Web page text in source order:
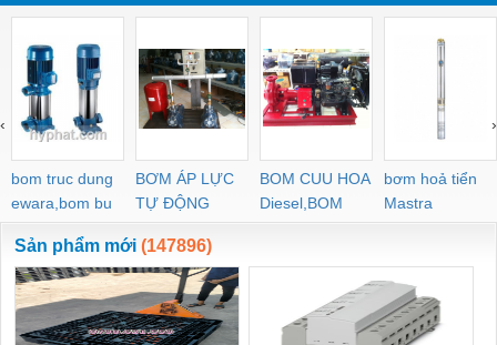
bom truc dung
ewara,bom bu
ewara
BƠM ÁP LỰC
TỰ ĐỘNG
BOM CUU HOA
Diesel,BOM
CHUA CHAY
bơm hoả tiển
Mastra
‹ ›
Sản phẩm mới (147896)